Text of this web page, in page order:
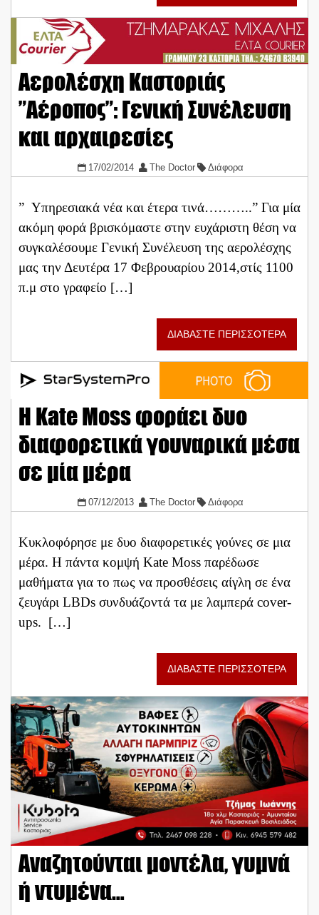
Αερολέσχη Καστοριάς
”Αέροπος”: Γενική Συνέλευση
και αρχαιρεσίες
17/02/2014 The Doctor Διάφορα
” Υπηρεσιακά νέα και έτερα τινά………..” Για μία
ακόμη φορά βρισκόμαστε στην ευχάριστη θέση να
συγκαλέσουμε Γενική Συνέλευση της αερολέσχης
μας την Δευτέρα 17 Φεβρουαρίου 2014,στίς 1100
π.μ στο γραφείο […]
ΔΙΑΒΑΣΤΕ ΠΕΡΙΣΣΟΤΕΡΑ
Η Kate Moss φοράει δυο
διαφορετικά γουναρικά μέσα
σε μία μέρα
07/12/2013 The Doctor Διάφορα
Κυκλοφόρησε με δυο διαφορετικές γούνες σε μια
μέρα. Η πάντα κομψή Kate Moss παρέδωσε
μαθήματα για το πως να προσθέσεις αίγλη σε ένα
ζευγάρι LBDs συνδυάζοντά τα με λαμπερά cover-
ups. […]
ΔΙΑΒΑΣΤΕ ΠΕΡΙΣΣΟΤΕΡΑ
Αναζητούνται μοντέλα, γυμνά
ή ντυμένα…